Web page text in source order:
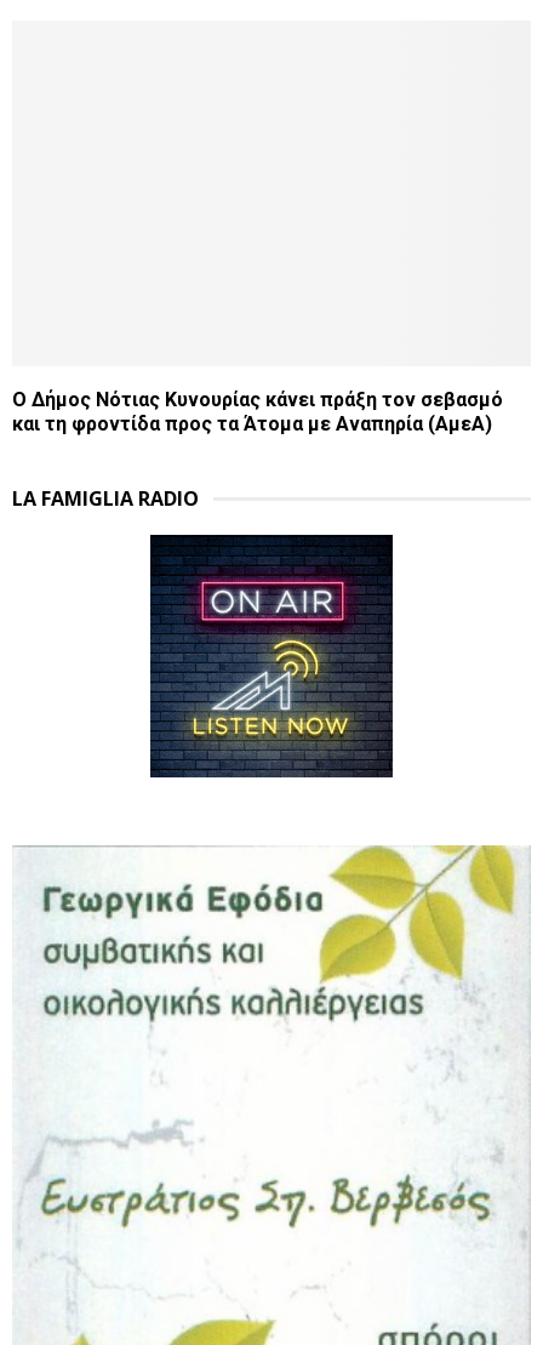
Ο Δήμος Νότιας Κυνουρίας κάνει πράξη τον σεβασμό
και τη φροντίδα προς τα Άτομα με Αναπηρία (ΑμεΑ)
LA FAMIGLIA RADIO